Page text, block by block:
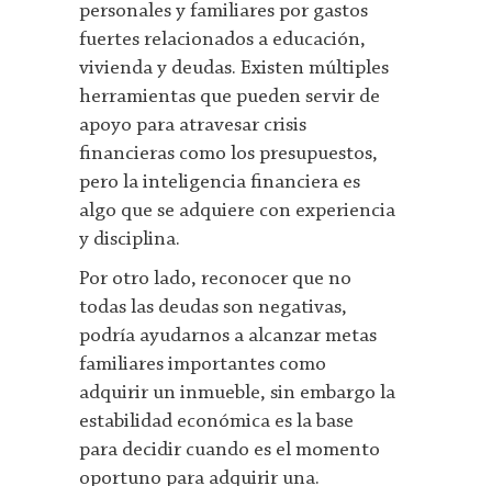
personales y familiares por gastos
fuertes relacionados a educación,
vivienda y deudas. Existen múltiples
herramientas que pueden servir de
apoyo para atravesar crisis
financieras como los presupuestos,
pero la inteligencia financiera es
algo que se adquiere con experiencia
y disciplina.
Por otro lado, reconocer que no
todas las deudas son negativas,
podría ayudarnos a alcanzar metas
familiares importantes como
adquirir un inmueble, sin embargo la
estabilidad económica es la base
para decidir cuando es el momento
oportuno para adquirir una.